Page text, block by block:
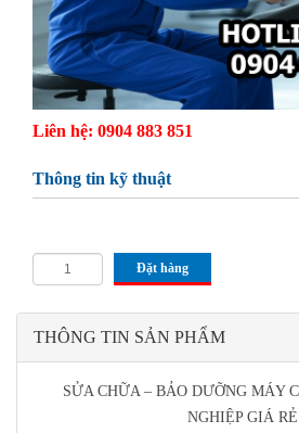
Liên hệ: 0904 883 851
Thông tin kỹ thuật
Đặt hàng
THÔNG TIN SẢN PHẨM
SỬA CHỮA – BẢO DƯỠNG MÁY
NGHIỆP GIÁ RẺ